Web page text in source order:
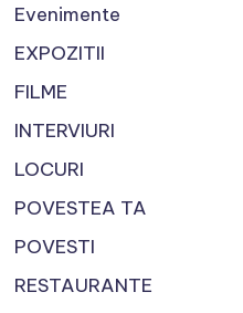
Evenimente
EXPOZITII
FILME
INTERVIURI
LOCURI
POVESTEA TA
POVESTI
RESTAURANTE